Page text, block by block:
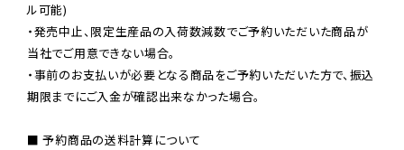
ル可能)
・発売中止、限定生産品の入荷数減数でご予約いただいた商品が
当社でご用意できない場合。
・事前のお支払いが必要となる商品をご予約いただいた方で、振込
期限までにご入金が確認出来なかった場合。
■ 予約商品の送料計算について